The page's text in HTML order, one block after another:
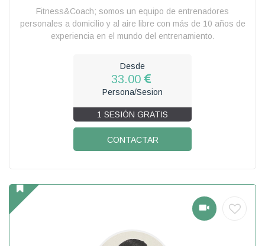
Fitness&Coach; somos un equipo de entrenadores
personales a domicilio y al aire libre con más de 10 años de
experiencia en el mundo del entrenamiento.
Desde
33.00
Persona/Sesion
1 SESIÓN GRATIS
CONTACTAR